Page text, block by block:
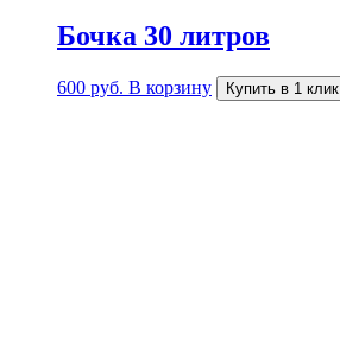
Бочка 30 литров
600 руб. В корзину Купить в 1 клик